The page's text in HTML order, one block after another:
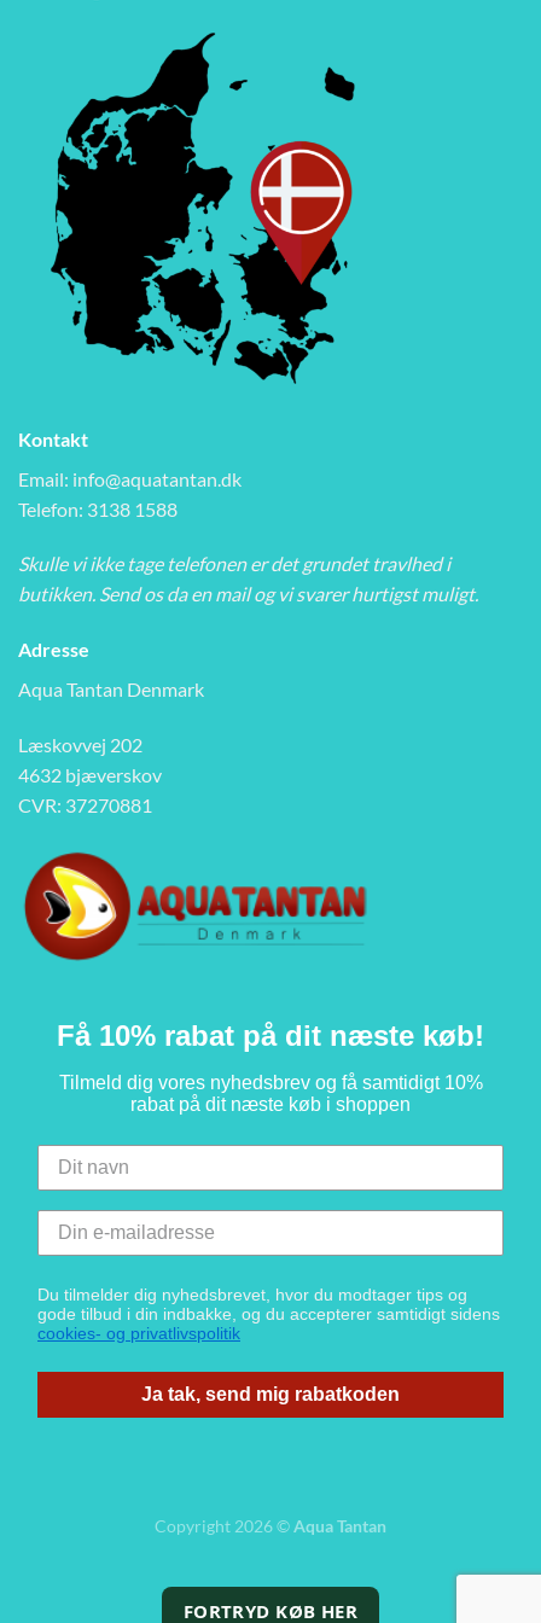
Kontakt
Email: info@aquatantan.dk
Telefon: 3138 1588
Skulle vi ikke tage telefonen er det grundet travlhed i
butikken. Send os da en mail og vi svarer hurtigst muligt.
Adresse
Aqua Tantan Denmark
Læskovvej 202
4632 bjæverskov
CVR: 37270881
Få 10% rabat på dit næste køb!
Tilmeld dig vores nyhedsbrev og få samtidigt 10%
rabat på dit næste køb i shoppen
Du tilmelder dig nyhedsbrevet, hvor du modtager tips og
gode tilbud i din indbakke, og du accepterer samtidigt sidens
cookies- og privatlivspolitik
Ja tak, send mig rabatkoden
Copyright 2026 ©Aqua Tantan
FORTRYD KØB HER